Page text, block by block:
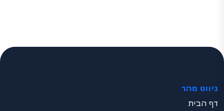
ניווט מהר
דף הבית